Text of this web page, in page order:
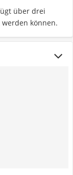
über drei
können.